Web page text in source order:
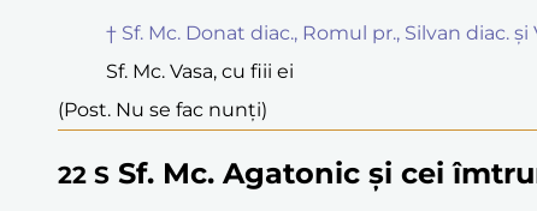
† Sf. Mc. Donat diac., Romul pr., Silvan diac. și
Sf. Mc. Vasa, cu fiii ei
(Post. Nu se fac nunți)
22 S Sf. Mc. Agatonic și cei